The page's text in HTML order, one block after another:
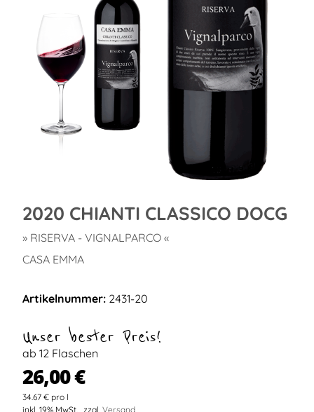
2020 CHIANTI CLASSICO DOCG
» RISERVA - VIGNALPARCO «
CASA EMMA
Artikelnummer: 2431-20
Unser bester Preis!
ab 12 Flaschen
26,00 €
34.67 € pro l
inkl. 19% MwSt. , zzgl. Versand